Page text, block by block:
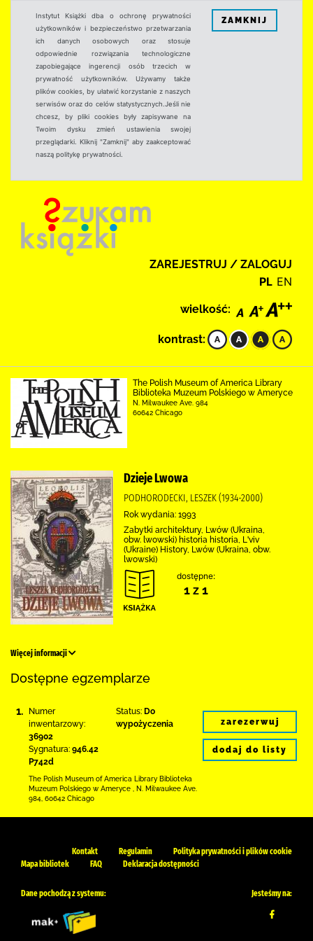
Instytut Książki dba o ochronę prywatności
użytkowników i bezpieczeństwo przetwarzania
ich danych osobowych oraz stosuje
odpowiednie rozwiązania technologiczne
zapobiegające ingerencji osób trzecich w
prywatność użytkowników. Używamy także
plików cookies, by ułatwić korzystanie z naszych
serwisów oraz do celów statystycznych.Jeśli nie
chcesz, by pliki cookies były zapisywane na
Twoim dysku zmień ustawienia swojej
przeglądarki. Kliknij "Zamknij" aby zaakceptować
naszą politykę prywatności.
ZAMKNIJ
ZAREJESTRUJ / ZALOGUJ
PL EN
wielkość:
kontrast:
The Polish Museum of America Library
Biblioteka Muzeum Polskiego w Ameryce
N. Milwaukee Ave. 984
60642 Chicago
Dzieje Lwowa
PODHORODECKI, LESZEK (1934-2000)
Rok wydania: 1993
Zabytki architektury, Lwów (Ukraina,
obw. lwowski) historia historia, Lʹviv
(Ukraine) History, Lwów (Ukraina, obw.
lwowski)
dostępne:
1 z 1
Więcej informacji
Dostępne egzemplarze
1.
Numer
inwentarzowy:
36902
Sygnatura: 946.42
P742d
Status: Do
wypożyczenia
The Polish Museum of America Library Biblioteka
Muzeum Polskiego w Ameryce
N. Milwaukee Ave.
984 60642 Chicago
zarezerwuj
dodaj do listy
Kontakt Regulamin
Polityka prywatności i plików cookie
Mapa bibliotek
FAQ Deklaracja dostępności
Dane pochodzą z systemu: Jesteśmy na: